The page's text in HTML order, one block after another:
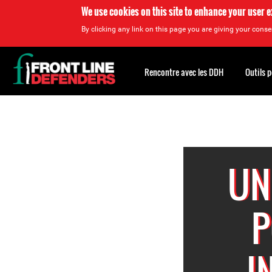
We use cookies on this site to enhance your user
By clicking any link on this page you are giving your
Back
to
top
Rencontre avec les DDH Outils